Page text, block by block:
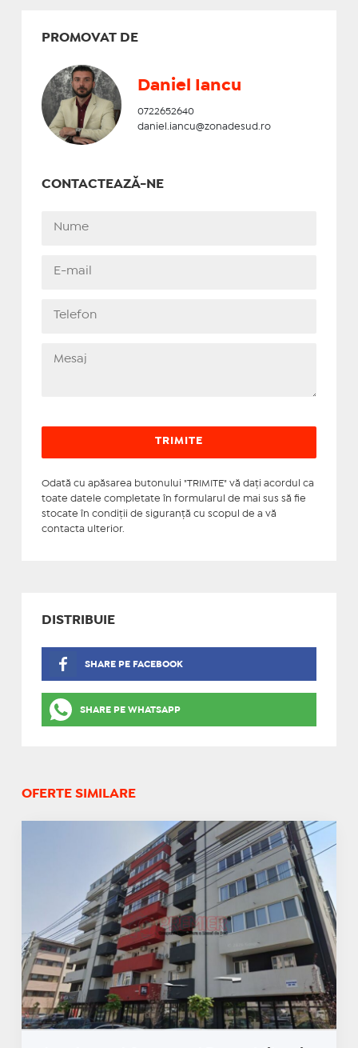
PROMOVAT DE
Daniel Iancu
0722652640
daniel.iancu@zonadesud.ro
CONTACTEAZĂ-NE
Odată cu apăsarea butonului "TRIMITE" vă daţi acordul ca
toate datele completate în formularul de mai sus să fie
stocate în condiţii de siguranţă cu scopul de a vă
contacta ulterior.
DISTRIBUIE
SHARE PE FACEBOOK
SHARE PE WHATSAPP
OFERTE SIMILARE